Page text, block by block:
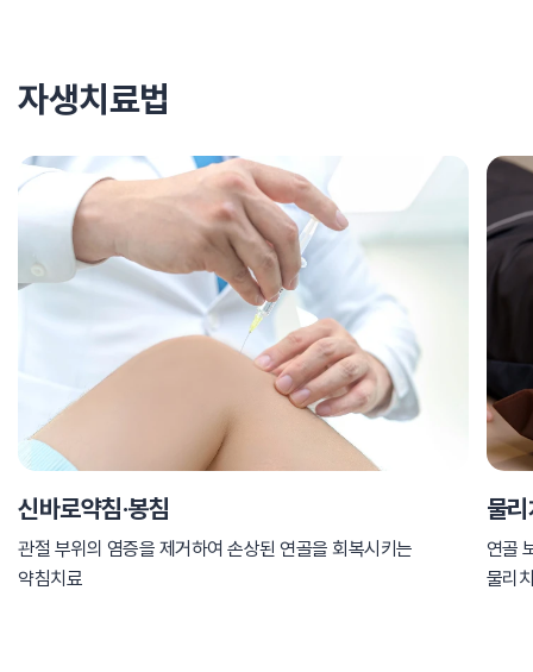
자생치료법
신바로약침·봉침
관절 부위의 염증을 제거하여 손상된 연골을 회복시키는
약침치료
물
연골
물리